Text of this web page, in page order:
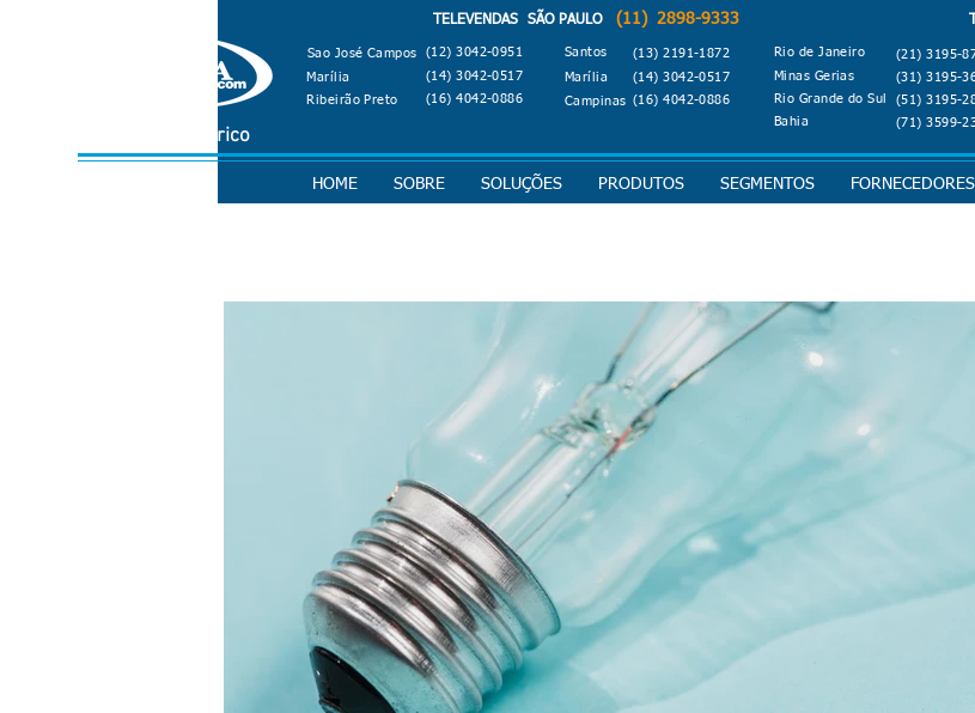
Material Elétrico
TELEVENDAS SÃO PAULO (11) 2898-9333
Rio de Janeiro
Minas Gerias
Rio Grande do Sul
Bahia
(21) 3195-
(31) 3195-
(51) 3195-
(71) 3599-
Santos
Marília
Campinas
(13) 2191-1872
(14) 3042-0517
(16) 4042-0886
Sao José Campos
Marília
Ribeirão Preto
(12) 3042-0951
(14) 3042-0517
(16) 4042-0886
HOME SOBRE SOLUÇÕES PRODUTOS SEGMENTOS FORNECEDORES